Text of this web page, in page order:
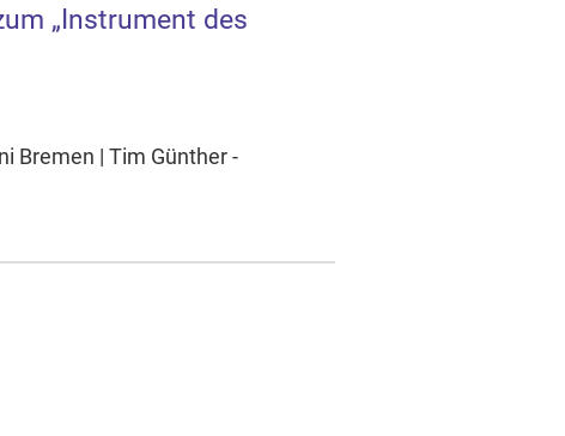
„Instrument des
Bremen | Tim Günther -